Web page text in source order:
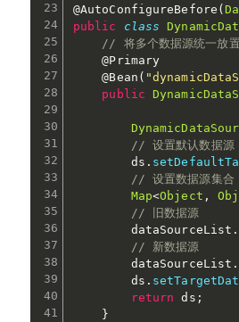
@AutoConfigureBefore (
public
class
// 将多个数据源统一放
@Primary
@Bean (
public
// 设置默认数据源
        ds
.
// 设置数据源集合
Map<Object ,
// 旧数据源
        dataSourceList
.
// 新数据源
        dataSourceList
.
        ds
.
return ds ;
}